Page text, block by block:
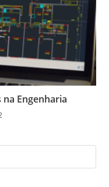
Engenharia